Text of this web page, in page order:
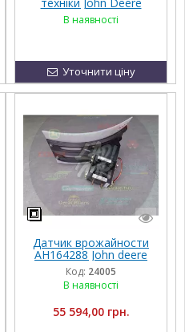
1010E, 4045HTJ87, 1054,
6068HTJ88, 1204
В наявності
Уточнити ціну
Датчик врожайности
AH164288 John deere
Код: 24005
В наявності
55 594,00 грн.